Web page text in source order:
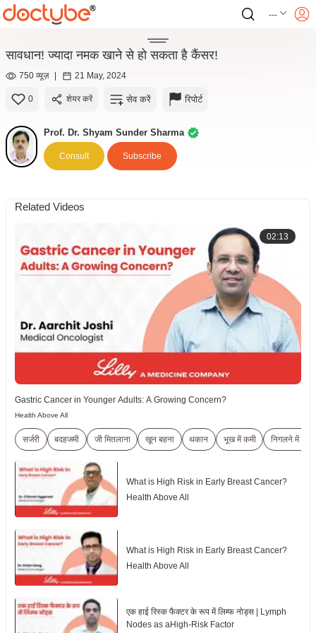
---
सावधान! ज्यादा नमक खाने से हो सकता है कैंसर!
750 व्यूज़ | 21 May, 2024
0 शेयर करें सेव करें रिपोर्ट
Prof. Dr. Shyam Sunder Sharma
Consult Subscribe
Related Videos
02:13
Gastric Cancer in Younger Adults: A Growing Concern?
Health Above All
सर्जरी बदहजमी जी मितलाना खून बहना थकान भूख में कमी निगलने में
What is High Risk in Early Breast Cancer?
Health Above All
What is High Risk in Early Breast Cancer?
Health Above All
एक हाई रिस्क फैक्टर के रूप में लिम्फ नोड्स | Lymph
Nodes as aHigh-Risk Factor